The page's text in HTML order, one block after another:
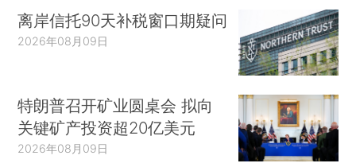
离岸信托90天补税窗口期疑问
2026年08月09日
特朗普召开矿业圆桌会 拟向
关键矿产投资超20亿美元
2026年08月09日